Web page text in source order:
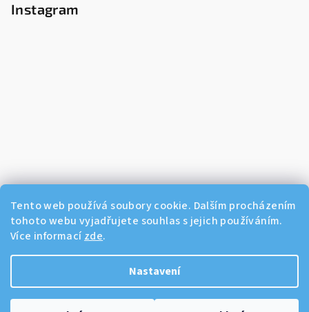
Tento web používá soubory cookie. Dalším procházením
tohoto webu vyjadřujete souhlas s jejich používáním.
Více informací zde.
Nastavení
Instagram
Sledovat na Instagramu